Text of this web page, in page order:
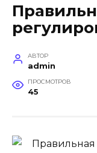
АВТОР
admin
ПРОСМОТРОВ
45